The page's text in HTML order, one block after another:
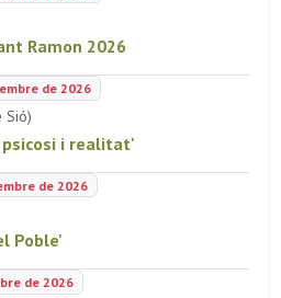
Ramon 2026
de 2026
Sió)
i realitat'
de 2026
Poble'
de 2026